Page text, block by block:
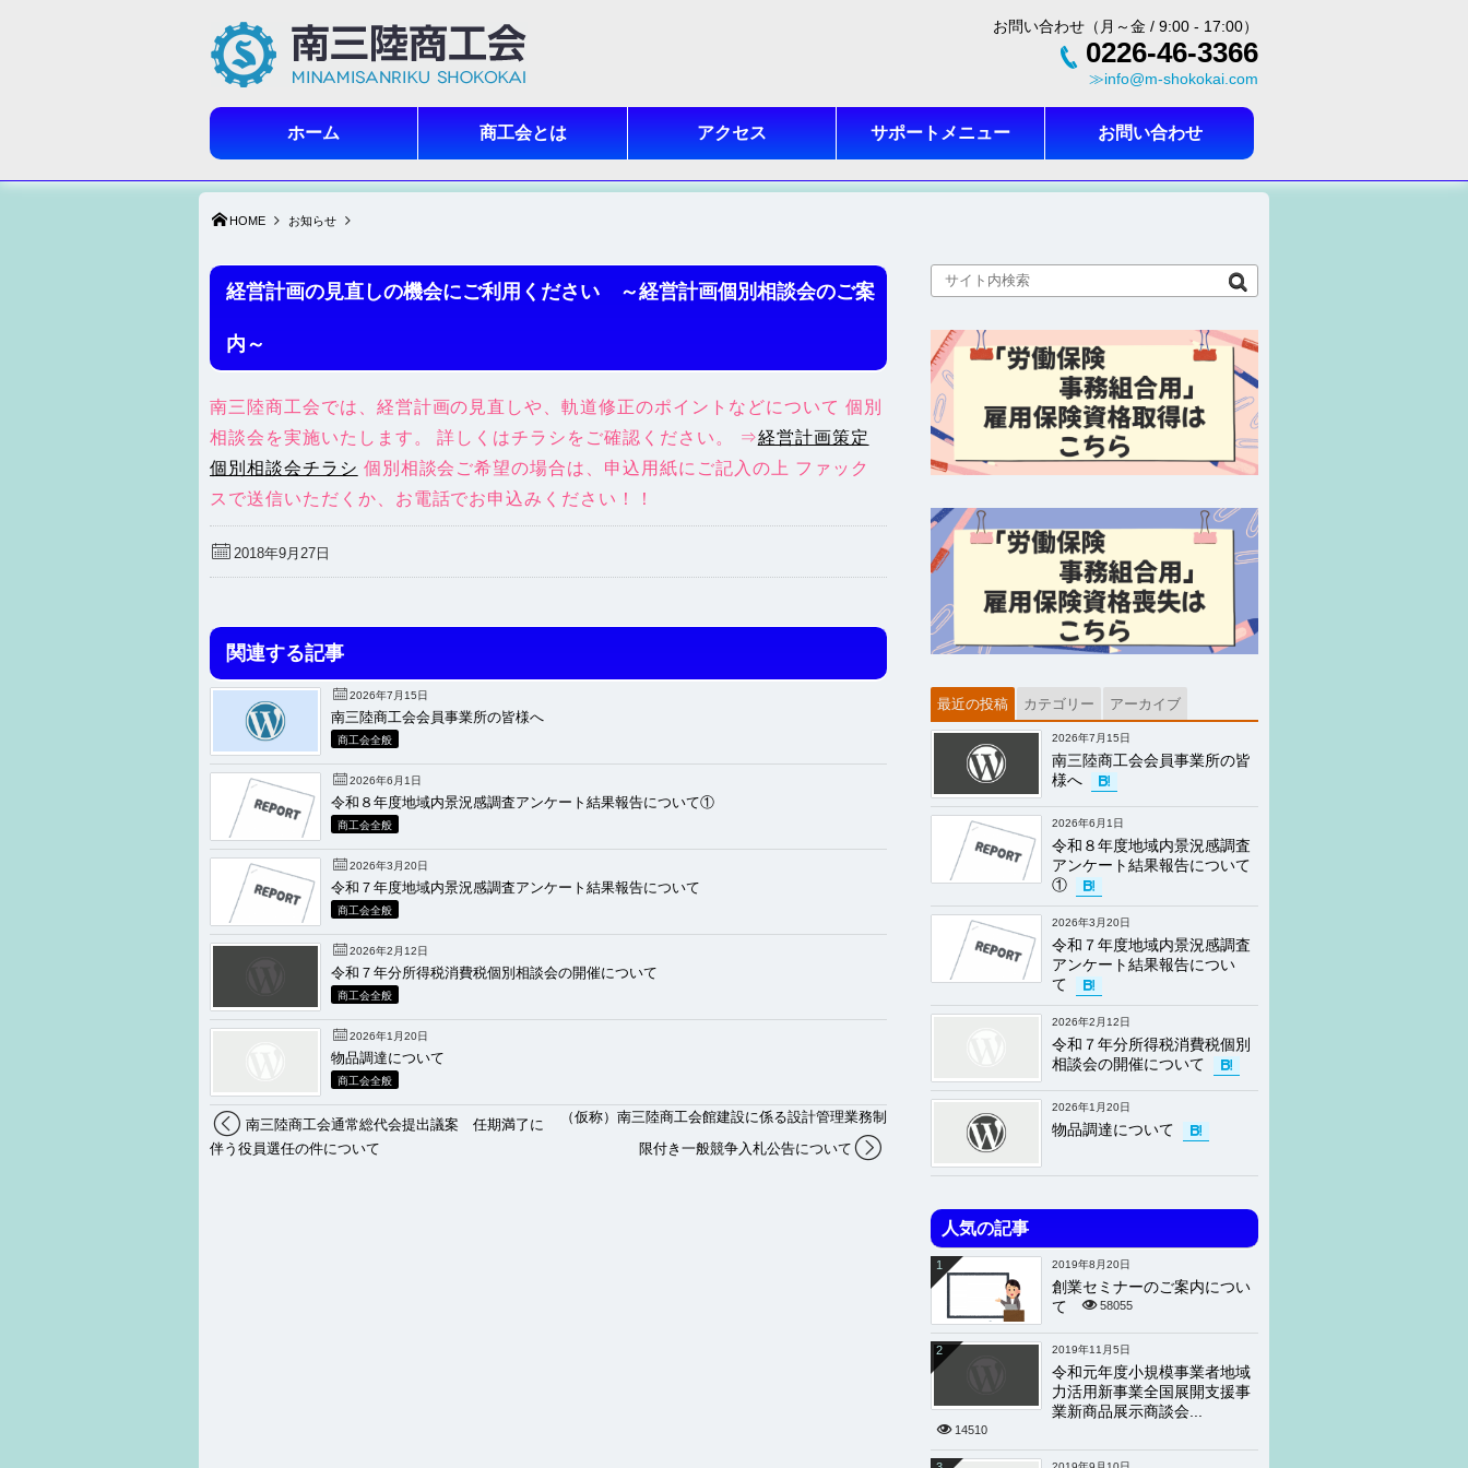
ホーム 商工会とは アクセス サポートメニュー お問い合わせ
お問い合わせ（月～金 / 9:00 - 17:00）
0226-46-3366
≫info@m-shokokai.com
HOME お知らせ
経営計画の見直しの機会にご利用ください ～経営計画個別相談会のご案
内～
南三陸商工会では、経営計画の見直しや、軌道修正のポイントなどについて 個別
相談会を実施いたします。 詳しくはチラシをご確認ください。 ⇒経営計画策定
個別相談会チラシ 個別相談会ご希望の場合は、申込用紙にご記入の上 ファック
スで送信いただくか、お電話でお申込みください！！
2018年9月27日
関連する記事
2026年7月15日
南三陸商工会会員事業所の皆様へ
商工会全般
2026年6月1日
令和８年度地域内景況感調査アンケート結果報告について①
商工会全般
2026年3月20日
令和７年度地域内景況感調査アンケート結果報告について
商工会全般
2026年2月12日
令和７年分所得税消費税個別相談会の開催について
商工会全般
2026年1月20日
物品調達について
商工会全般
（仮称）南三陸商工会館建設に係る設計管理業務制
限付き一般競争入札公告について
南三陸商工会通常総代会提出議案 任期満了に
伴う役員選任の件について
最近の投稿 カテゴリー アーカイブ
2026年7月15日
南三陸商工会会員事業所の皆
様へ
2026年6月1日
令和８年度地域内景況感調査
アンケート結果報告について
①
2026年3月20日
令和７年度地域内景況感調査
アンケート結果報告につい
て
2026年2月12日
令和７年分所得税消費税個別
相談会の開催について
2026年1月20日
物品調達について
人気の記事
2019年8月20日
創業セミナーのご案内につい
て
58055
1
2019年11月5日
令和元年度小規模事業者地域
力活用新事業全国展開支援事
業新商品展示商談会...
14510
2